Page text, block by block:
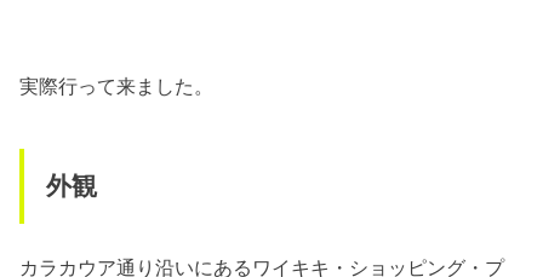
実際行って来ました。
外観
カラカウア通り沿いにあるワイキキ・ショッピング・プ